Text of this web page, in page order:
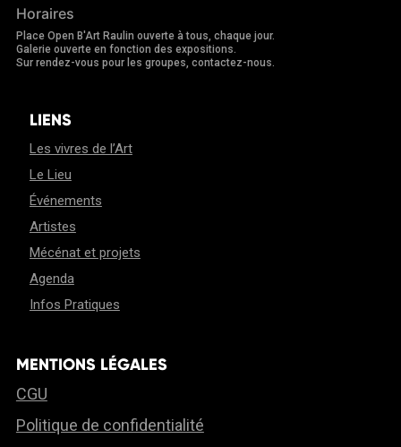
Horaires
Place Open B'Art Raulin ouverte à tous, chaque jour.
Galerie ouverte en fonction des expositions.
Sur rendez-vous pour les groupes, contactez-nous.
LIENS
Les vivres de l’Art
Le Lieu
Événements
Artistes
Mécénat et projets
Agenda
Infos Pratiques
MENTIONS LÉGALES
CGU
Politique de confidentialité